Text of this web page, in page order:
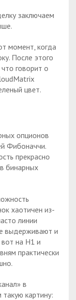
заключаем
момент, когда
После этого
говорит о
цвет.
опционов
Фибоначчи.
прекрасно
бинарных
хаотичен из-
линии
выдерживают и
на H1 и
практически
в
картину: